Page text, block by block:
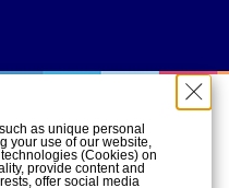
as unique personal
your use of our website,
(Cookies) on
provide content and
offer social media